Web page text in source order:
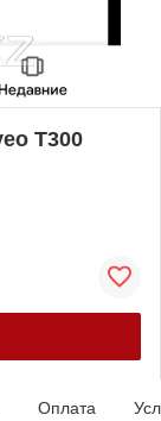
T300
Оплата